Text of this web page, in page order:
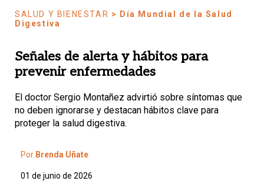
SALUD Y BIENESTAR > Día Mundial de la Salud
Digestiva
Señales de alerta y hábitos para
prevenir enfermedades
El doctor Sergio Montañez advirtió sobre síntomas que
no deben ignorarse y destacan hábitos clave para
proteger la salud digestiva.
Por Brenda Uñate
01 de junio de 2026